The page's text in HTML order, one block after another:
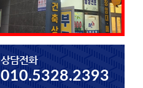
상담전화
010.5328.2393